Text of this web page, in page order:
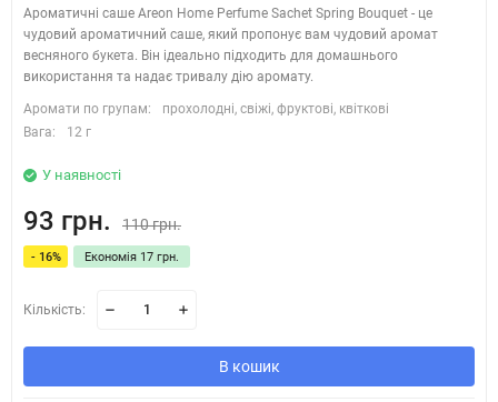
Ароматичні саше Areon Home Perfume Sachet Spring Bouquet - це
чудовий ароматичний саше, який пропонує вам чудовий аромат
весняного букета. Він ідеально підходить для домашнього
використання та надає тривалу дію аромату.
Аромати по групам:
прохолодні, свіжі, фруктові, квіткові
Вага:
12 г
У наявності
93 грн. 110 грн.
- 16% Економія 17 грн.
Кількість:
В кошик